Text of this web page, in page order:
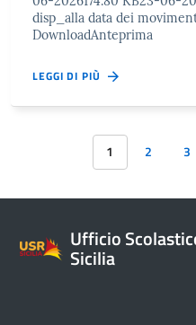
disp_alla data dei
DownloadAnteprima
LEGGI DI PIÙ
1 2 3
Ufficio
Sicilia